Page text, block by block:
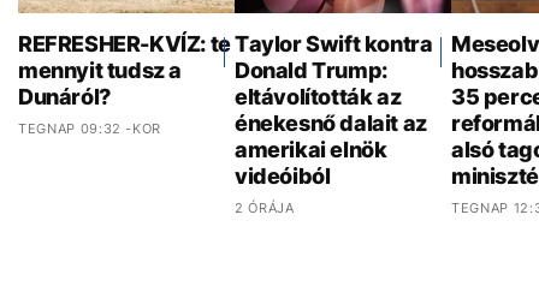
REFRESHER-KVÍZ: te
mennyit tudsz a
Dunáról?
TEGNAP 09:32 -KOR
Taylor Swift kontra
Donald Trump:
eltávolították az
énekesnő dalait az
amerikai elnök
videóiból
2 ÓRÁJA
35
alsó
TEGNAP